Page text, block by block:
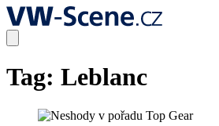
Tag: Leblanc